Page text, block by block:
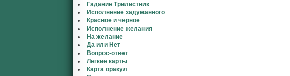
Гадание Трилистник
Исполнение задуманного
Красное и черное
Исполнение желания
На желание
Да или Нет
Вопрос-ответ
Легкие карты
Карта оракул